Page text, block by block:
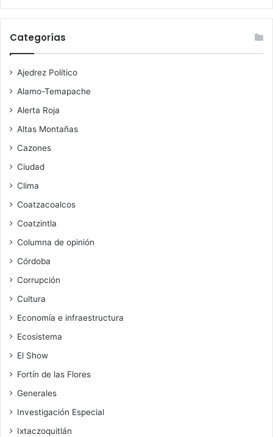
Categorías
Ajedrez Político
Alamo-Temapache
Alerta Roja
Altas Montañas
Cazones
Ciudad
Clima
Coatzacoalcos
Coatzintla
Columna de opinión
Córdoba
Corrupción
Cultura
Economía e infraestructura
Ecosistema
El Show
Fortín de las Flores
Generales
Investigación Especial
Ixtaczoquitlán